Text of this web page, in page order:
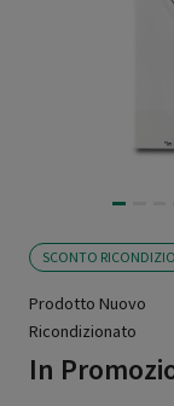
SCONTO
Prodotto Nuovo
Ricondizionato
In